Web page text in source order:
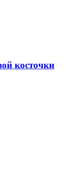
косточки